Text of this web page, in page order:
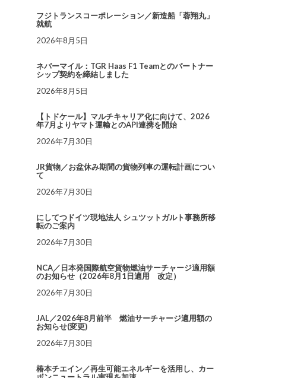
フジトランスコーポレーション／新造船「蓉翔丸」
就航
2026年8月5日
ネバーマイル：TGR Haas F1 Teamとのパートナー
シップ契約を締結しました
2026年8月5日
【トドケール】マルチキャリア化に向けて、2026
年7月よりヤマト運輸とのAPI連携を開始
2026年7月30日
JR貨物／お盆休み期間の貨物列車の運転計画につい
て
2026年7月30日
にしてつドイツ現地法人 シュツットガルト事務所移
転のご案内
2026年7月30日
NCA／日本発国際航空貨物燃油サーチャージ適用額
のお知らせ（2026年8月1日適用 改定）
2026年7月30日
JAL／2026年8月前半 燃油サーチャージ適用額の
お知らせ(変更)
2026年7月30日
椿本チエイン／再生可能エネルギーを活用し、カー